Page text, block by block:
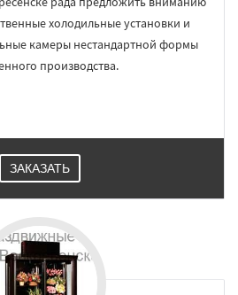
холодильные установки и
камеры нестандартной формы
производства.
ЗАКАЗАТЬ